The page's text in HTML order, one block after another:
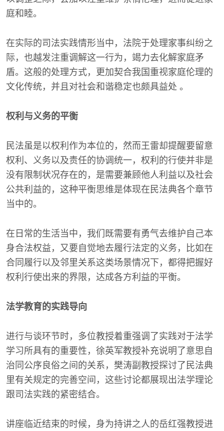
庭和睦。
在实际的司法实践情形当中，法院于处理家事纠纷之
际，也越发注重调解这一行为，竭力去化解家庭矛
盾。这般的处理方式，更加契合我国重视家庭伦理的
文化传统，并且对社会和谐稳定也颇具益处 。
权利与义务的平衡
民法虽是以权利作为本位的，然而王雷却提醒要留意
权利、义务以及责任的协调统一，权利的行使并非是
没有限制状况存在的，是需要兼顾他人利益以及社会
公共利益的，这种平衡思维是体现在民法典各个章节
当中的。
在日常的生活当中，我们既需要有勇气去维护自己本
身合法权益，又要自觉地去履行法定的义务，比如在
合同履行以及邻里关系这类场景情况下，都得把握好
权利行使出来的界限，达成各方利益的平衡。
法学教育的实践导向
进行与谈环节时，多位教授着重强调了实践对于法学
学习所具有的重要性，徐英军教授补充说明了意思自
治同公序良俗之间的关系，樊涛副教授探讨了民法典
里有关规定的完善空间，这些讨论都展现出法学理论
跟司法实践的紧密结合。
讲座临近结束的时候，身为持讲之人的岳红强教授进